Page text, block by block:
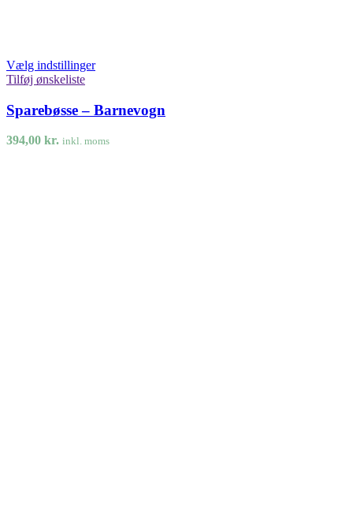
Vælg indstillinger
Tilføj ønskeliste
Sparebøsse – Barnevogn
394,00 kr. inkl. moms